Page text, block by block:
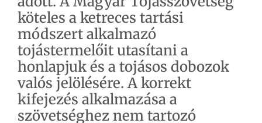
köteles a ketreces tartási
módszert alkalmazó
tojástermelőit utasítani a
honlapjuk és a tojásos dobozok
valós jelölésére. A korrekt
kifejezés alkalmazása a
szövetséghez nem tartozó